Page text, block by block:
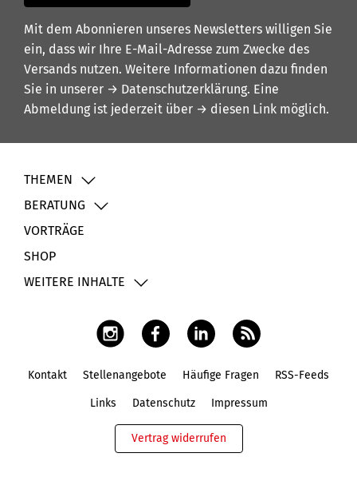
Mit dem Abonnieren unseres Newsletters willigen Sie
ein, dass wir Ihre E-Mail-Adresse zum Zwecke des
Versands nutzen. Weitere Informationen dazu finden
Sie in unserer → Datenschutzerklärung. Eine
Abmeldung ist jederzeit über → diesen Link möglich.
THEMEN
BERATUNG
VORTRÄGE
SHOP
WEITERE INHALTE
Kontakt Stellenangebote Häufige Fragen RSS-Feeds
Links Datenschutz Impressum
Vertrag widerrufen